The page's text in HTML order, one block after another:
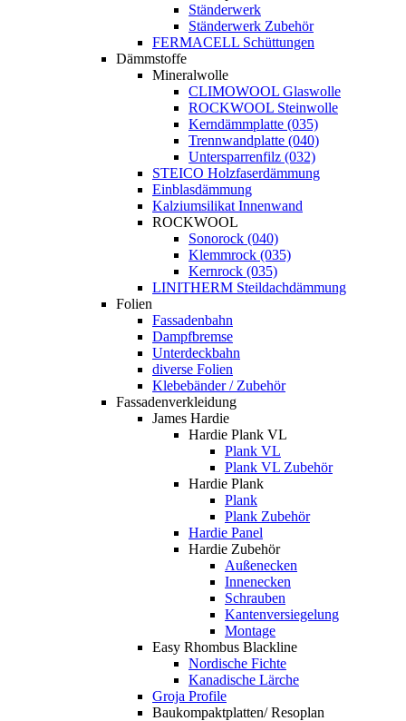
Ständerwerk
Ständerwerk Zubehör
FERMACELL Schüttungen
Dämmstoffe
Mineralwolle
CLIMOWOOL Glaswolle
ROCKWOOL Steinwolle
Kerndämmplatte (035)
Trennwandplatte (040)
Untersparrenfilz (032)
STEICO Holzfaserdämmung
Einblasdämmung
Kalziumsilikat Innenwand
ROCKWOOL
Sonorock (040)
Klemmrock (035)
Kernrock (035)
LINITHERM Steildachdämmung
Folien
Fassadenbahn
Dampfbremse
Unterdeckbahn
diverse Folien
Klebebänder / Zubehör
Fassadenverkleidung
James Hardie
Hardie Plank VL
Plank VL
Plank VL Zubehör
Hardie Plank
Plank
Plank Zubehör
Hardie Panel
Hardie Zubehör
Außenecken
Innenecken
Schrauben
Kantenversiegelung
Montage
Easy Rhombus Blackline
Nordische Fichte
Kanadische Lärche
Groja Profile
Baukompaktplatten/ Resoplan